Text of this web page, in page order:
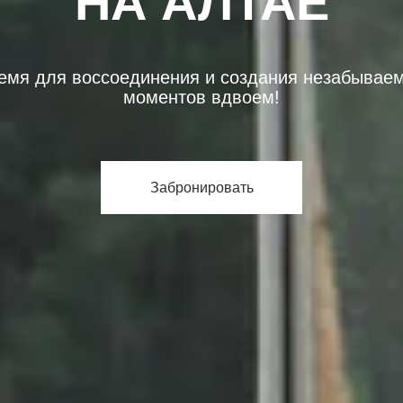
Забронировать
для воссоединения и создания
моментов вдвоем!